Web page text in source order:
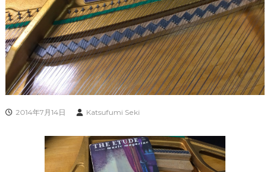
2014年7月14日 Katsufumi Seki